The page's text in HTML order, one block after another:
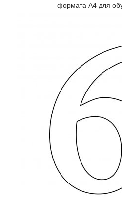
формата А4 для